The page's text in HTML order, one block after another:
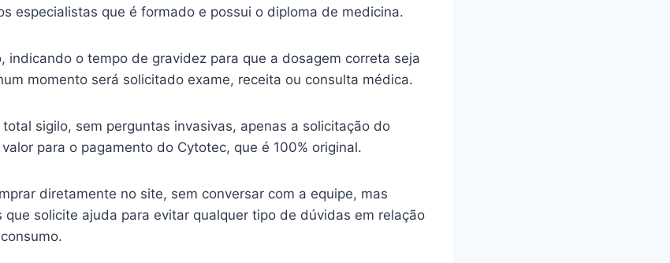
especialistas que é formado e possui o diploma de medicina.
indicando o tempo de gravidez para que a dosagem correta seja
momento será solicitado exame, receita ou consulta médica.
sigilo, sem perguntas invasivas, apenas a solicitação do
para o pagamento do Cytotec, que é 100% original.
diretamente no site, sem conversar com a equipe, mas
que solicite ajuda para evitar qualquer tipo de dúvidas em relação